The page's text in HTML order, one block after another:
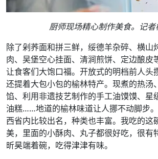
厨师现场精心制作美食。记者
除了剁荞面和拼三鲜，绥德羊杂碎、横山
肉、吴堡空心挂面、清涧煎饼、定边酿皮
让食客们大饱口福。开放式的明档前人头
还提着大包小包的榆林特产。现煮的热汤
馅、利用非遗技艺制作的手工油馍馍、星
油糕……地道的榆林味道让人挪不动脚步
西省内比较出名，种类也丰富。我吃的这
美，里面的小酥肉、丸子都很好吃，很有
昕昊端着碗，吃得津津有味。